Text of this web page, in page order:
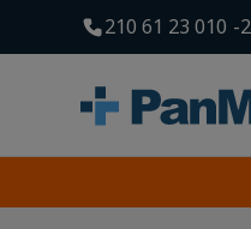
210 61 23 010